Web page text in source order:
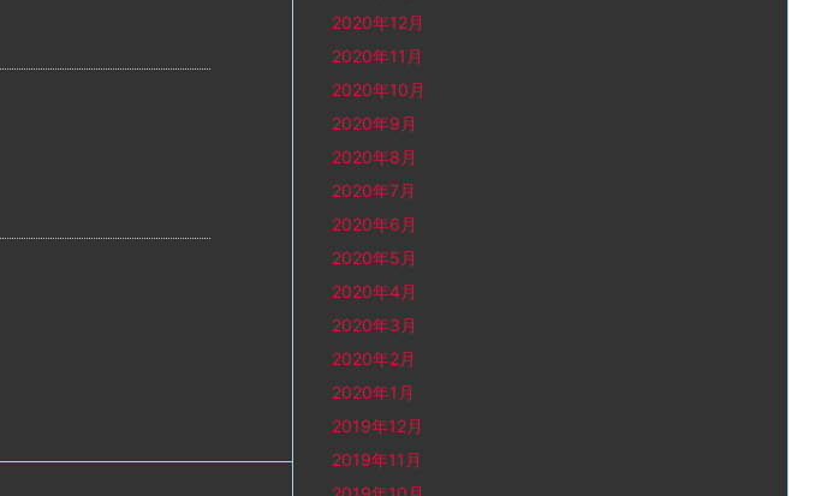
2020年12月
2020年11月
2020年10月
2020年9月
2020年8月
2020年7月
2020年6月
2020年5月
2020年4月
2020年3月
2020年2月
2020年1月
2019年12月
2019年11月